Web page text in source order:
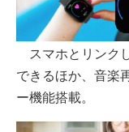
スマホとリンク
できるほか、音楽
ー機能搭載。